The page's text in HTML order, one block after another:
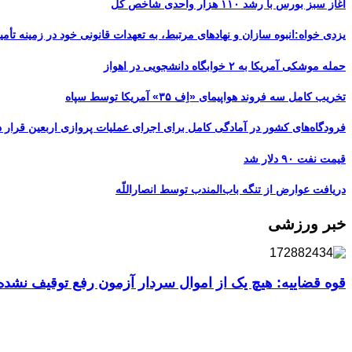
آغاز سبز بورس با رشد ۱۱۰ هزار واحدی شاخص کل
یزدی خواه:انبوه سازان و نهادهای مرتبط، به تعهدات قانونی خود در زمینه
حمله موشکی آمریکا به ۲ خوابگاه دانشجویی در اهواز
تخریب کامل سه فروند هواپیمای «اِف ۳۵» آمریکا توسط سپاه
فرودگاه‌های کشور در آمادگی کامل برای اجرای عملیات پروازی اربعین قرار
قیمت نفت ۹۰ دلار شد
دریافت عوارض از تنگه باب‌المندب توسط انصاراللّه
خبر ورزشی
قوه قضاییه: هیچ یک از اموال سردار آزمون رفع توقیف